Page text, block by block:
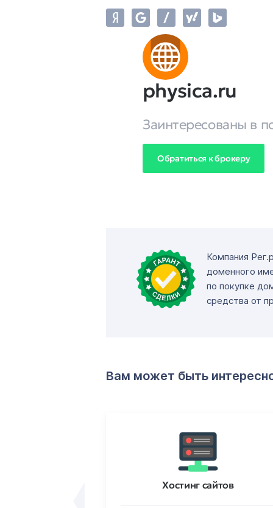
physica.ru
Заинтересованы в
Обратиться к брокеру
Компания
доменного
по покупке
средства от
Вам может быть
Хостинг сайтов